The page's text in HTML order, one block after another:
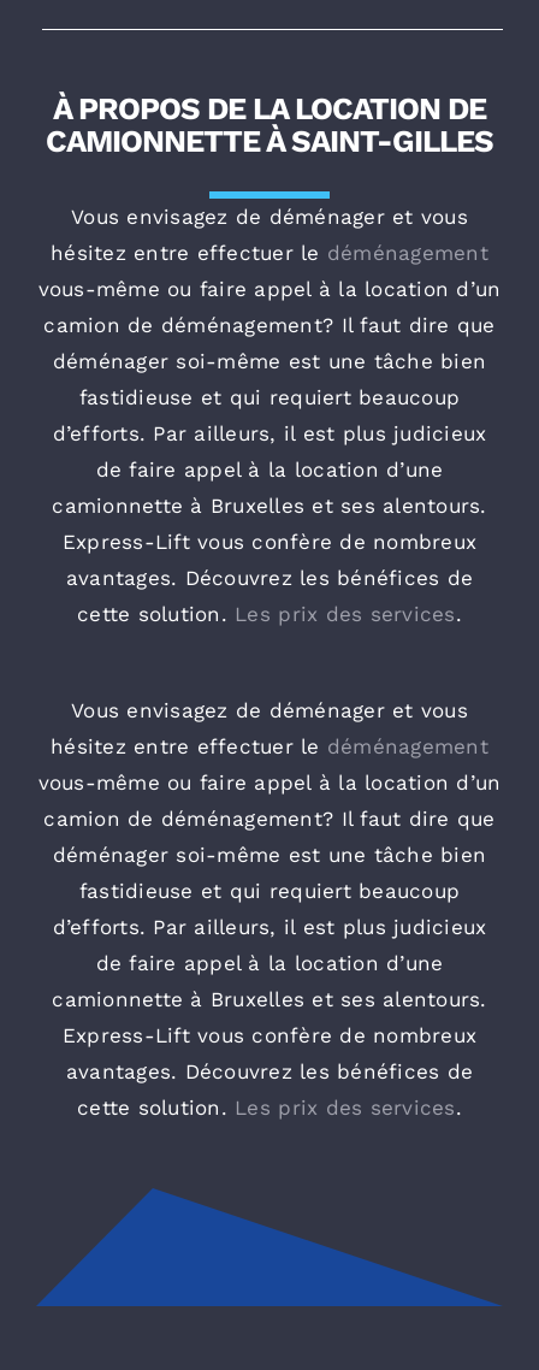
À PROPOS DE LA LOCATION DE
CAMIONNETTE À SAINT-GILLES
Vous envisagez de déménager et vous
hésitez entre effectuer le déménagement
vous-même ou faire appel à la location d’un
camion de déménagement? Il faut dire que
déménager soi-même est une tâche bien
fastidieuse et qui requiert beaucoup
d’efforts. Par ailleurs, il est plus judicieux
de faire appel à la location d’une
camionnette à Bruxelles et ses alentours.
Express-Lift vous confère de nombreux
avantages. Découvrez les bénéfices de
cette solution. Les prix des services.
Vous envisagez de déménager et vous
hésitez entre effectuer le déménagement
vous-même ou faire appel à la location d’un
camion de déménagement? Il faut dire que
déménager soi-même est une tâche bien
fastidieuse et qui requiert beaucoup
d’efforts. Par ailleurs, il est plus judicieux
de faire appel à la location d’une
camionnette à Bruxelles et ses alentours.
Express-Lift vous confère de nombreux
avantages. Découvrez les bénéfices de
cette solution. Les prix des services.